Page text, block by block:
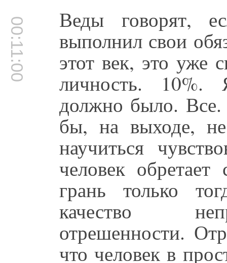
00:11:00 Веды говорят,
выполнил свои
этот век, это уже
личность. 10%.
должно было. Все.
бы, на выходе,
научиться
человек обретает
грань только
качество
отрешенности.
что человек в